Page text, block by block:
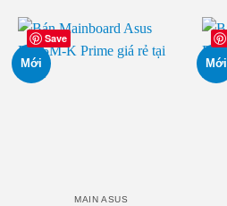
Save
Mới
MAIN ASUS
Mới